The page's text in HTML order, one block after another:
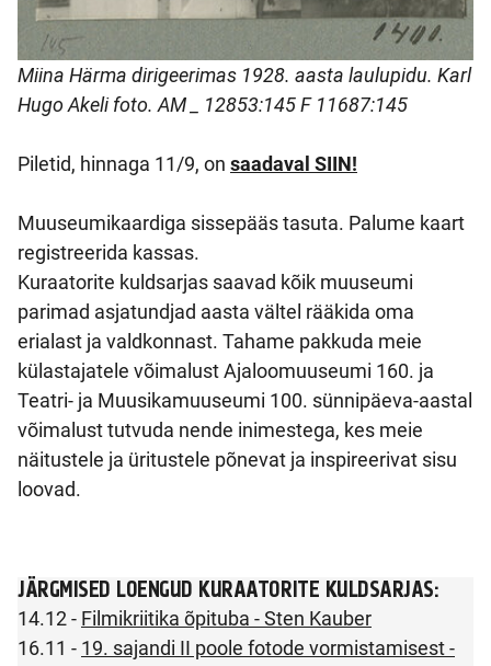
Miina Härma dirigeerimas 1928. aasta laulupidu. Karl
Hugo Akeli foto. AM _ 12853:145 F 11687:145
Piletid, hinnaga 11/9, on saadaval SIIN!
Muuseumikaardiga sissepääs tasuta. Palume kaart
registreerida kassas.
Kuraatorite kuldsarjas saavad kõik muuseumi
parimad asjatundjad aasta vältel rääkida oma
erialast ja valdkonnast. Tahame pakkuda meie
külastajatele võimalust Ajaloomuuseumi 160. ja
Teatri- ja Muusikamuuseumi 100. sünnipäeva-aastal
võimalust tutvuda nende inimestega, kes meie
näitustele ja üritustele põnevat ja inspireerivat sisu
loovad.
JÄRGMISED LOENGUD KURAATORITE KULDSARJAS:
14.12 - Filmikriitika õpituba - Sten Kauber
16.11 - 19. sajandi II poole fotode vormistamisest -